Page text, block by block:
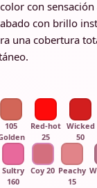
con
con brillo
una cobertura
105
Red-hot
25
Wicked
50
Sultry
160
Coy 20 Peachy
15